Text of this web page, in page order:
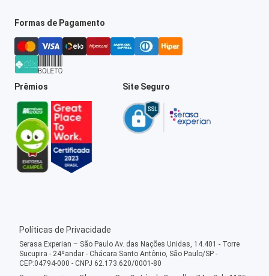
Formas de Pagamento
Prêmios Site Seguro
Políticas de Privacidade
Serasa Experian – São Paulo Av. das Nações Unidas, 14.401 - Torre
Sucupira - 24ºandar - Chácara Santo Antônio, São Paulo/SP -
CEP:04794-000 - CNPJ 62.173.620/0001-80